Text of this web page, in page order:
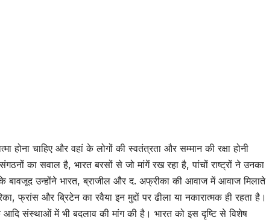
चाहिए और वहां के लोगों की स्वतंत्रता और सम्मान की रक्षा होनी
का सवाल है, भारत बरसों से जो मांगें रख रहा है, पांचों राष्ट्रों ने उनका
उन्होंने भारत, ब्राजील और द. अफ्रीका की आवाज में आवाज मिलाते
फ्रांस और ब्रिटेन का रवैया इन मुद्दों पर ढीला या नकारात्मक ही रहता है।
आदि संस्थाओं में भी बदलाव की मांग की है। भारत को इस दृष्टि से विशेष